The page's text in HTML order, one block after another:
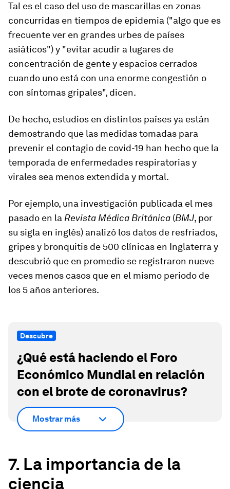
Tal es el caso del uso de mascarillas en zonas
concurridas en tiempos de epidemia ("algo que es
frecuente ver en grandes urbes de países
asiáticos") y "evitar acudir a lugares de
concentración de gente y espacios cerrados
cuando uno está con una enorme congestión o
con síntomas gripales", dicen.
De hecho, estudios en distintos países ya están
demostrando que las medidas tomadas para
prevenir el contagio de covid-19 han hecho que la
temporada de enfermedades respiratorias y
virales sea menos extendida y mortal.
Por ejemplo, una investigación publicada el mes
pasado en la Revista Médica Británica (BMJ, por
su sigla en inglés) analizó los datos de resfriados,
gripes y bronquitis de 500 clínicas en Inglaterra y
descubrió que en promedio se registraron nueve
veces menos casos que en el mismo periodo de
los 5 años anteriores.
Descubre
¿Qué está haciendo el Foro
Económico Mundial en relación
con el brote de coronavirus?
Mostrar más
7. La importancia de la
ciencia